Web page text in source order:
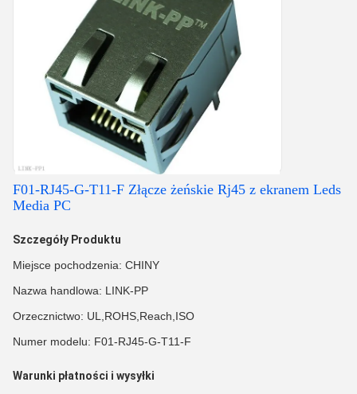
F01-RJ45-G-T11-F Złącze żeńskie Rj45 z ekranem Leds
Media PC
Szczegóły Produktu
Miejsce pochodzenia: CHINY
Nazwa handlowa: LINK-PP
Orzecznictwo: UL,ROHS,Reach,ISO
Numer modelu: F01-RJ45-G-T11-F
Warunki płatności i wysyłki